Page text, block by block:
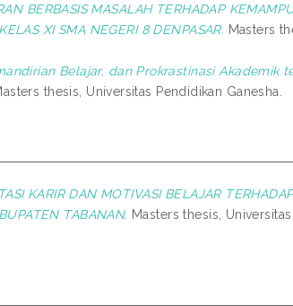
BERBASIS MASALAH TERHADAP
XI SMA NEGERI 8 DENPASAR. Masters
Belajar, dan Prokrastinasi Akademik
thesis, Universitas Pendidikan Ganesha.
KARIR DAN MOTIVASI BELAJAR
TABANAN. Masters thesis,